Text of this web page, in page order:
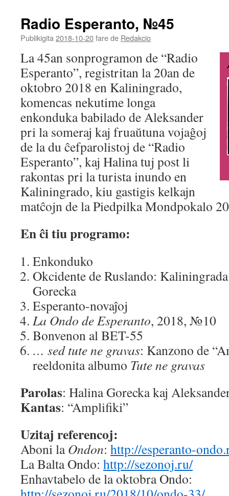
Radio Esperanto, №45
Publikigita 2018-10-20fare de Redakcio
La 45an sonprogramon de “Radio
Esperanto”, registritan la 20an de
oktobro 2018 en Kaliningrado,
komencas nekutime longa
enkonduka babilado de Aleksander
pri la someraj kaj fruaŭtuna vojaĝoj
de la du ĉefparolistoj de “Radio
Esperanto”, kaj Halina tuj post li
rakontas pri la turista inundo en
Kaliningrado, kiu gastigis kelkajn
matĉojn de la Piedpilka Mondpokalo
En ĉi tiu programo:
Enkonduko
Okcidente de Ruslando:
Gorecka
Esperanto-novaĵoj
La Ondo de Esperanto, 2018, №10
Bonvenon al BET-55
… sed tute ne gravas: Kanzono de
reeldonita albumo Tute ne gravas
Parolas: Halina Gorecka kaj
Kantas: “Amplifiki”
Uzitaj referencoj:
Aboni laOndon: http://esperanto-
La Balta Ondo: http://sezonoj.ru/
Enhavtabelo de la oktobra Ondo: